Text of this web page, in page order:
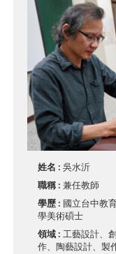
姓名 :吳水沂
職稱 :兼任教師
學歷 : 國立台中教
學美術碩士
領域 :工藝設計、創
作、陶藝設計、製